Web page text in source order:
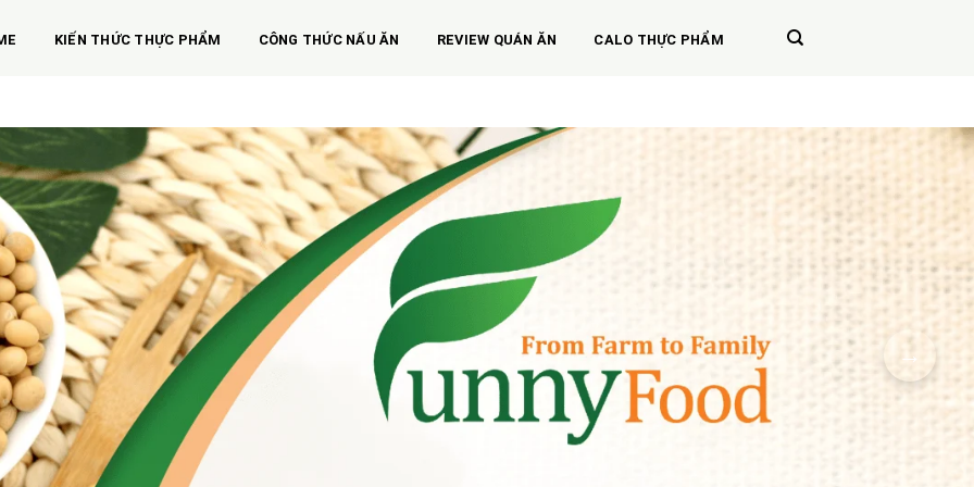
KIẾN THỨC THỰC PHẨM CÔNG THỨC NẤU ĂN REVIEW QUÁN ĂN CALO THỰC PHẨM